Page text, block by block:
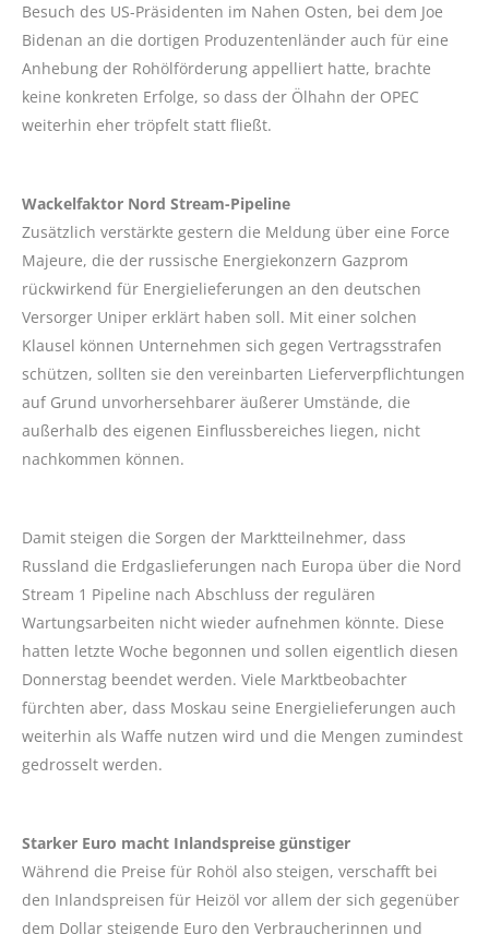
Besuch des US-Präsidenten im Nahen Osten, bei dem Joe
Bidenan an die dortigen Produzentenländer auch für eine
Anhebung der Rohölförderung appelliert hatte, brachte
keine konkreten Erfolge, so dass der Ölhahn der OPEC
weiterhin eher tröpfelt statt fließt.
Wackelfaktor Nord Stream-Pipeline
Zusätzlich verstärkte gestern die Meldung über eine Force
Majeure, die der russische Energiekonzern Gazprom
rückwirkend für Energielieferungen an den deutschen
Versorger Uniper erklärt haben soll. Mit einer solchen
Klausel können Unternehmen sich gegen Vertragsstrafen
schützen, sollten sie den vereinbarten Lieferverpflichtungen
auf Grund unvorhersehbarer äußerer Umstände, die
außerhalb des eigenen Einflussbereiches liegen, nicht
nachkommen können.
Damit steigen die Sorgen der Marktteilnehmer, dass
Russland die Erdgaslieferungen nach Europa über die Nord
Stream 1 Pipeline nach Abschluss der regulären
Wartungsarbeiten nicht wieder aufnehmen könnte. Diese
hatten letzte Woche begonnen und sollen eigentlich diesen
Donnerstag beendet werden. Viele Marktbeobachter
fürchten aber, dass Moskau seine Energielieferungen auch
weiterhin als Waffe nutzen wird und die Mengen zumindest
gedrosselt werden.
Starker Euro macht Inlandspreise günstiger
Während die Preise für Rohöl also steigen, verschafft bei
den Inlandspreisen für Heizöl vor allem der sich gegenüber
dem Dollar steigende Euro den Verbraucherinnen und